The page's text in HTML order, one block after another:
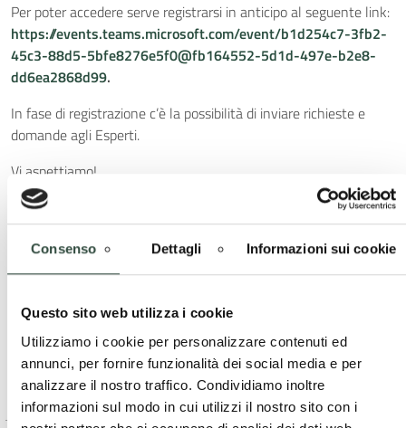
Consenso Dettagli Informazioni sui cookie
Questo sito web utilizza i cookie
Utilizziamo i cookie per personalizzare contenuti ed
annunci, per fornire funzionalità dei social media e per
analizzare il nostro traffico. Condividiamo inoltre
informazioni sul modo in cui utilizzi il nostro sito con i
Per poter accedere serve registrarsi in anticipo al seguente link:
https://events.teams.microsoft.com/event/b1d254c7-3fb2-
45c3-88d5-5bfe8276e5f0@fb164552-5d1d-497e-b2e8-
dd6ea2868d99.
In fase di registrazione c’è la possibilità di inviare richieste e
domande agli Esperti.
Vi aspettiamo!
Gruppo PNRR 1000 Esperti di Regione Lombardia
CONTATTI:
e-mail: richiestepnrr.eell.rl@gmail.com ;
pass@progettiancilombardia.it
– Segreteria Tecnica
Allegati
Webinar_23_Ottobre_2024_Programma